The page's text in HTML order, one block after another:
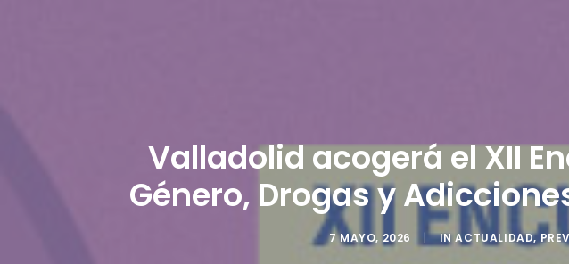
Valladolid acogerá el XII
Género, Drogas y
7 MAYO, 2026 | INACTUALIDAD,